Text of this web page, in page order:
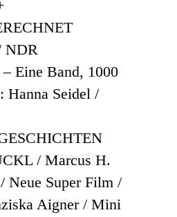
NDR
Eine Band, 1000
Hanna Seidel /
/ Marcus H.
Neue Super Film /
Aigner / Mini